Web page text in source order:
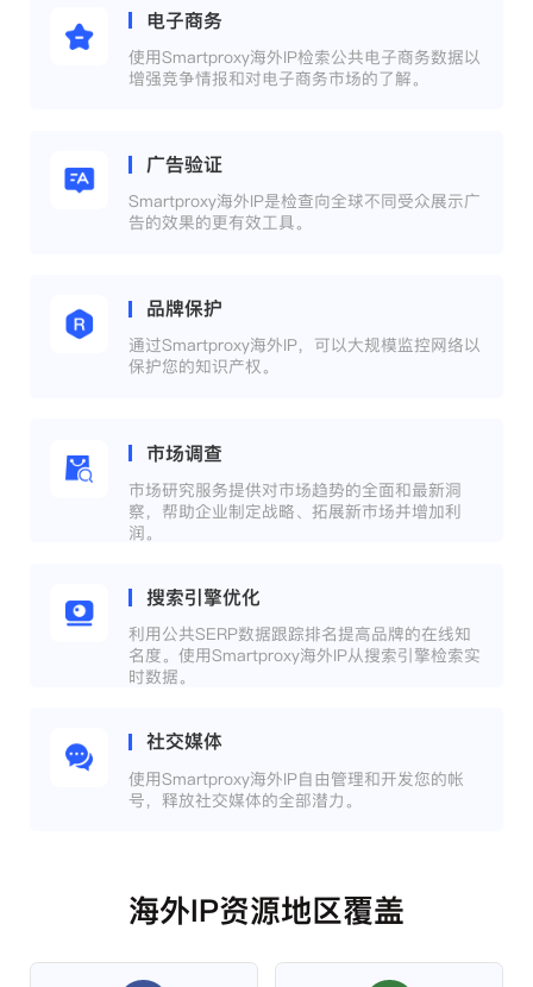
电子商务
使用Smartproxy海外IP检索公共电子商务数据以
增强竞争情报和对电子商务市场的了解。
广告验证
Smartproxy海外IP是检查向全球不同受众展示广
告的效果的更有效工具。
品牌保护
通过Smartproxy海外IP，可以大规模监控网络以
保护您的知识产权。
市场调查
市场研究服务提供对市场趋势的全面和最新洞
察，帮助企业制定战略、拓展新市场并增加利
润。
搜索引擎优化
利用公共SERP数据跟踪排名提高品牌的在线知
名度。使用Smartproxy海外IP从搜索引擎检索实
时数据。
社交媒体
使用Smartproxy海外IP自由管理和开发您的帐
号，释放社交媒体的全部潜力。
海外IP资源地区覆盖